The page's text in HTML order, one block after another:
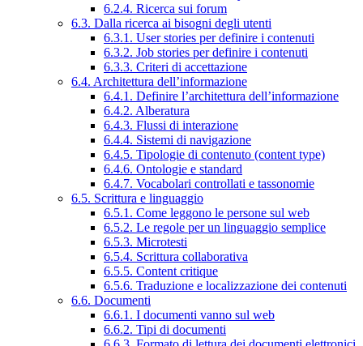
6.2.4. Ricerca sui forum
6.3. Dalla ricerca ai bisogni degli utenti
6.3.1. User stories per definire i contenuti
6.3.2. Job stories per definire i contenuti
6.3.3. Criteri di accettazione
6.4. Architettura dell’informazione
6.4.1. Definire l’architettura dell’informazione
6.4.2. Alberatura
6.4.3. Flussi di interazione
6.4.4. Sistemi di navigazione
6.4.5. Tipologie di contenuto (content type)
6.4.6. Ontologie e standard
6.4.7. Vocabolari controllati e tassonomie
6.5. Scrittura e linguaggio
6.5.1. Come leggono le persone sul web
6.5.2. Le regole per un linguaggio semplice
6.5.3. Microtesti
6.5.4. Scrittura collaborativa
6.5.5. Content critique
6.5.6. Traduzione e localizzazione dei contenuti
6.6. Documenti
6.6.1. I documenti vanno sul web
6.6.2. Tipi di documenti